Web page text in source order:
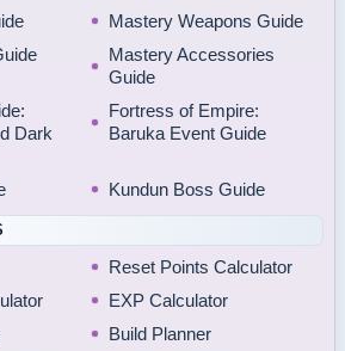
Mastery Weapons Guide
Mastery Accessories
Guide
Dark
Fortress of Empire:
Baruka Event Guide
Kundun Boss Guide
Reset Points Calculator
EXP Calculator
Build Planner